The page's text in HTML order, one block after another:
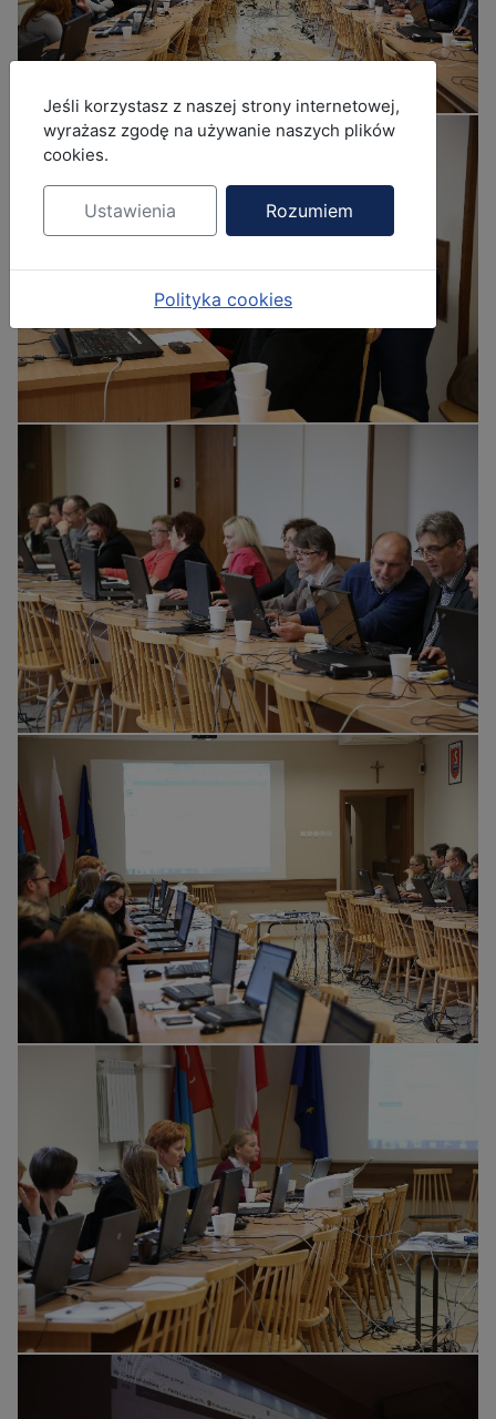
MOD_JBCOOKIES_LANG_HEADER_DEFAULT
Jeśli korzystasz z naszej strony internetowej,
wyrażasz zgodę na używanie naszych plików
cookies.
Ustawienia Rozumiem
Polityka cookies